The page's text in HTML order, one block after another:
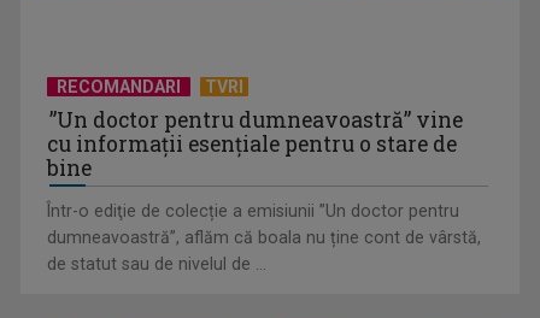
EVENIMENT ESTIVAL - Taberele ARC – Acolo unde începe
ACASĂ
RECOMANDARI TVRI
”Un doctor pentru dumneavoastră” vine
cu informații esențiale pentru o stare de
bine
Într-o ediţie de colecție a emisiunii ”Un doctor pentru
dumneavoastră”, aflăm că boala nu ține cont de vârstă,
de statut sau de nivelul de ...